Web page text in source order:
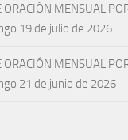
ORACIÓN MENSUAL
19 de julio de 2026
ORACIÓN MENSUAL
21 de junio de 2026